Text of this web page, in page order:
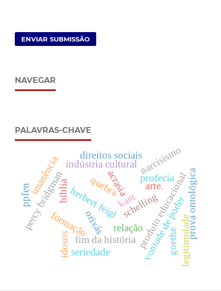
ENVIAR SUBMISSÃO
NAVEGAR
PALAVRAS-CHAVE
kant
herbert feigl
bíblia
profecia
produto educacional
relaçãovontade de poder
acrasia
formação
indústria cultural
percy bridgman
fim da história
idosos
direitos sociais
arte.
schelling prova ontológica
legitimidade
goethe
imanência narcisismo
seriedade
quebra
ppfen
orixás